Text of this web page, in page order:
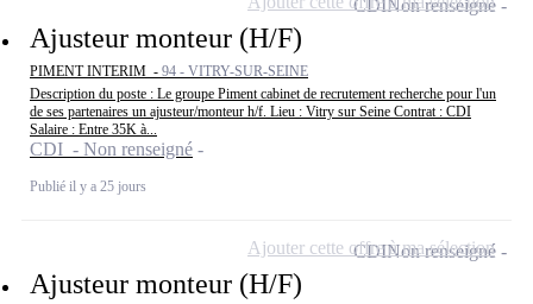
Ajusteur monteur (H/F)
PIMENT INTERIM - 94 - VITRY-SUR-SEINE
Description du poste : Le groupe Piment cabinet de recrutement recherche pour l'un
de ses partenaires un ajusteur/monteur h/f. Lieu : Vitry sur Seine Contrat : CDI
Salaire : Entre 35K à...
CDI - Non renseigné
Publié il y a 25 jours
CDINon renseigné
Ajusteur monteur (H/F)
CDINon renseigné
Ajouter cette offre à ma sélection